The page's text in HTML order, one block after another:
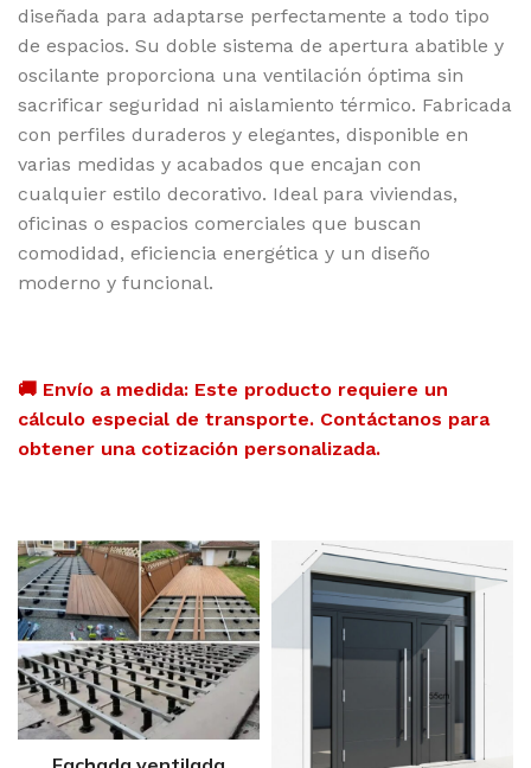
diseñada para adaptarse perfectamente a todo tipo
de espacios. Su doble sistema de apertura abatible y
oscilante proporciona una ventilación óptima sin
sacrificar seguridad ni aislamiento térmico. Fabricada
con perfiles duraderos y elegantes, disponible en
varias medidas y acabados que encajan con
cualquier estilo decorativo. Ideal para viviendas,
oficinas o espacios comerciales que buscan
comodidad, eficiencia energética y un diseño
moderno y funcional.
🚚 Envío a medida: Este producto requiere un
cálculo especial de transporte. Contáctanos para
obtener una cotización personalizada.